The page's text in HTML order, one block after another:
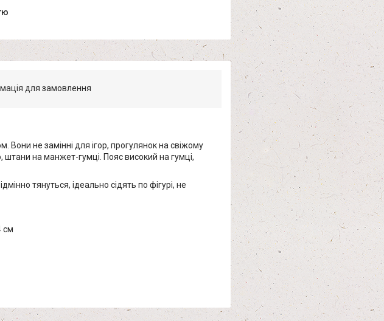
для замовлення
Вони не замінні для ігор, прогулянок на свіжому
на манжет-гумці. Пояс високий на гумці,
тянуться, ідеально сідять по фігурі, не
см